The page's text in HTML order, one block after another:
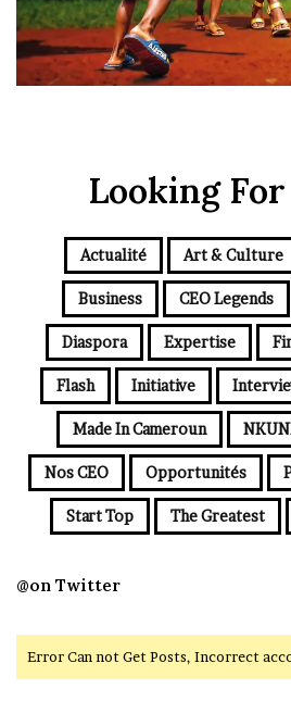
Looking
Actualité Art & Culture
Business CEO Legends
Diaspora Expertise
Flash Initiative
Made In Cameroun
Nos CEO Opportunités
Start Top The Greatest
@on Twitter
Error Can not Get Posts, Incorrect